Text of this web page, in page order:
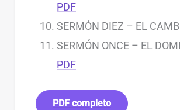
PDF
SERMÓN DIEZ – EL
SERMÓN ONCE – EL
PDF
PDF completo